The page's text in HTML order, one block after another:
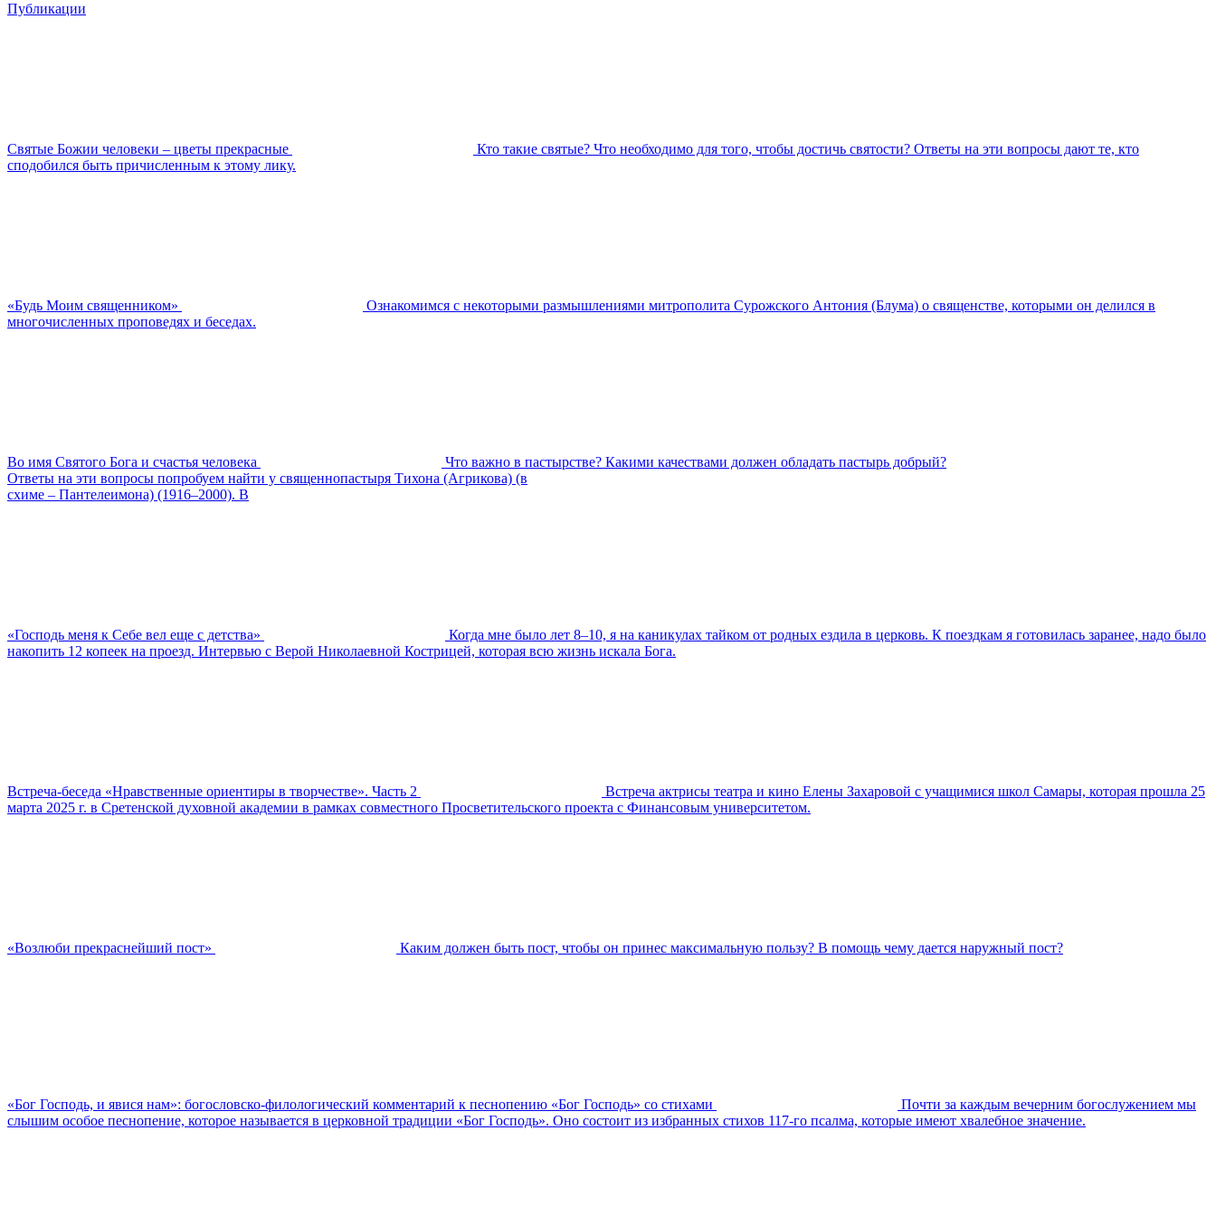
Публикации
Святые Божии человеки – цветы прекрасные
Кто такие святые? Что необходимо для того, чтобы достичь святости? Ответы на эти вопросы дают те, кто
сподобился быть причисленным к этому лику.
«Будь Моим священником»
Ознакомимся с некоторыми размышлениями митрополита Сурожского Антония (Блума) о священстве, которыми он делился в
многочисленных проповедях и беседах.
Во имя Святого Бога и счастья человека
Что важно в пастырстве? Какими качествами должен обладать пастырь добрый?
Ответы на эти вопросы попробуем найти у священнопастыря Тихона (Агрикова) (в
схиме – Пантелеимона) (1916–2000). В
«Господь меня к Себе вел еще с детства»
Когда мне было лет 8–10, я на каникулах тайком от родных ездила в церковь. К поездкам я готовилась заранее, надо было
накопить 12 копеек на проезд. Интервью с Верой Николаевной Кострицей, которая всю жизнь искала Бога.
Встреча-беседа «Нравственные ориентиры в творчестве». Часть 2
Встреча актрисы театра и кино Елены Захаровой с учащимися школ Самары, которая прошла 25
марта 2025 г. в Сретенской духовной академии в рамках совместного Просветительского проекта с Финансовым университетом.
«Возлюби прекраснейший пост» Каким должен быть пост, чтобы он принес максимальную пользу? В помощь чему дается наружный пост?
«Бог Господь, и явися нам»: богословско-филологический комментарий к песнопению «Бог Господь» со стихами
Почти за каждым вечерним богослужением мы
слышим особое песнопение, которое называется в церковной традиции «Бог Господь». Оно состоит из избранных стихов 117-го псалма, которые имеют хвалебное значение.